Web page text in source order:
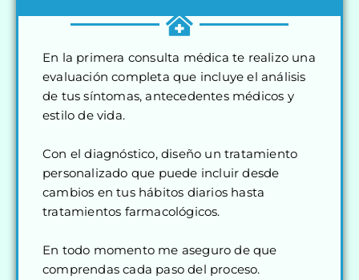
En la primera consulta médica te realizo una
evaluación completa que incluye el análisis
de tus síntomas, antecedentes médicos y
estilo de vida.
Con el diagnóstico, diseño un tratamiento
personalizado que puede incluir desde
cambios en tus hábitos diarios hasta
tratamientos farmacológicos.
En todo momento me aseguro de que
comprendas cada paso del proceso.